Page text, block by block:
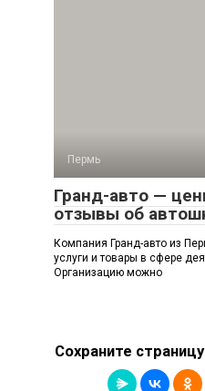
Пермь
Гранд-авто —
отзывы об
Компания Гранд-авто из
услуги и товары в сфере
Организацию можно
Сохраните